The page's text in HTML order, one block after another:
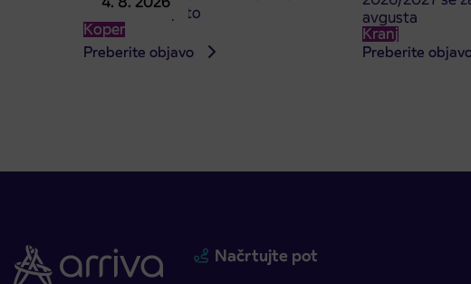
4. 8. 2026 zaprto
Koper
Preberite objavo
avgusta
Kranj
Preberite
Načrtujte pot